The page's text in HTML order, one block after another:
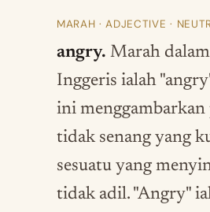
MARAH · ADJECTIVE ·
angry. Marah
Inggeris ialah
ini menggambarkan
tidak senang yang
sesuatu yang
tidak adil. "Angry"